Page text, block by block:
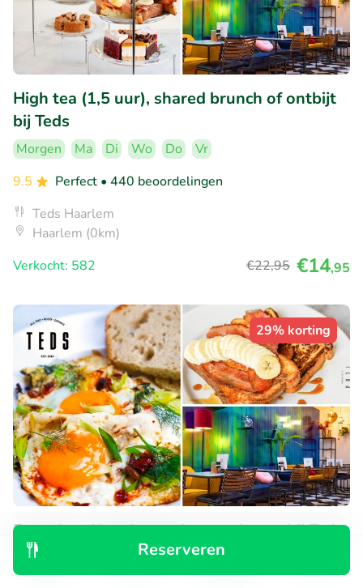
Reserveren
High tea (1,5 uur), shared brunch of ontbijt
bij Teds
Morgen Ma Di Wo Do
Vr
9.5
Perfect • 440 beoordelingen
Teds Haarlem
Haarlem (0km)
Verkocht: 582
€22,95 €14,95
29% korting
Brunch- of lunchgerecht naar keuze bij Teds
Haarlem
Morgen Ma Di Wo Do Vr